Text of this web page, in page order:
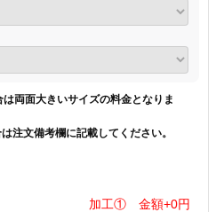
両面大きいサイズの料金となりま
注文備考欄に記載してください。
加工① 金額+0円